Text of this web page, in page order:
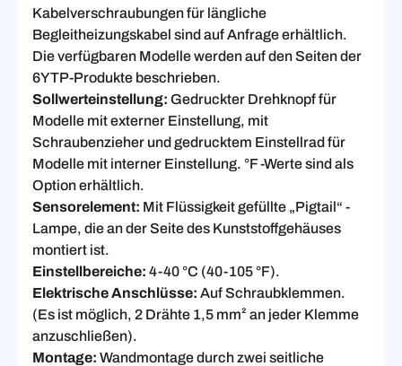
Kabelverschraubungen für längliche
Begleitheizungskabel sind auf Anfrage erhältlich.
Die verfügbaren Modelle werden auf den Seiten der
6YTP-Produkte beschrieben.
Sollwerteinstellung: Gedruckter Drehknopf für
Modelle mit externer Einstellung, mit
Schraubenzieher und gedrucktem Einstellrad für
Modelle mit interner Einstellung. °F -Werte sind als
Option erhältlich.
Sensorelement: Mit Flüssigkeit gefüllte „Pigtail“ -
Lampe, die an der Seite des Kunststoffgehäuses
montiert ist.
Einstellbereiche: 4-40 °C (40-105 °F).
Elektrische Anschlüsse: Auf Schraubklemmen.
(Es ist möglich, 2 Drähte 1,5 mm² an jeder Klemme
anzuschließen).
Montage: Wandmontage durch zwei seitliche